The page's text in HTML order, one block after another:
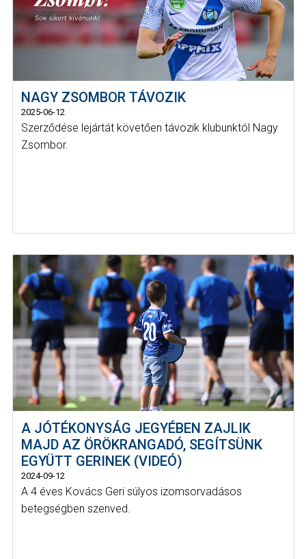
NAGY ZSOMBOR TÁVOZIK
2025-06-12
Szerződése lejártát követően távozik klubunktól Nagy
Zsombor.
A JÓTÉKONYSÁG JEGYÉBEN ZAJLIK
MAJD AZ ÖRÖKRANGADÓ, SEGÍTSÜNK
EGYÜTT GERINEK (VIDEÓ)
2024-09-12
A 4 éves Kovács Geri súlyos izomsorvadásos
betegségben szenved.